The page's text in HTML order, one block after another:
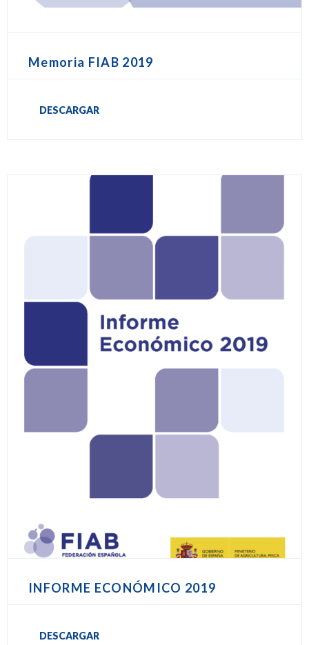
Memoria FIAB 2019
DESCARGAR
INFORME ECONÓMICO 2019
DESCARGAR